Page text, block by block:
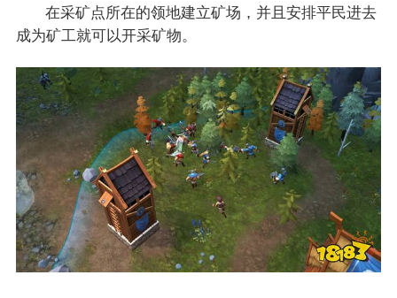
在采矿点所在的领地建立矿场，并且安排平民进去
成为矿工就可以开采矿物。